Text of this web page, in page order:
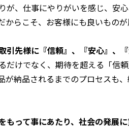
が、仕事にやりがいを感じ、安
からこそ、お客様にも良いものが
引先様に『信頼』、『安心』、
だけでなく、期待を超える「信
が納品されるまでのプロセスも
もって事にあたり、社会の発展に